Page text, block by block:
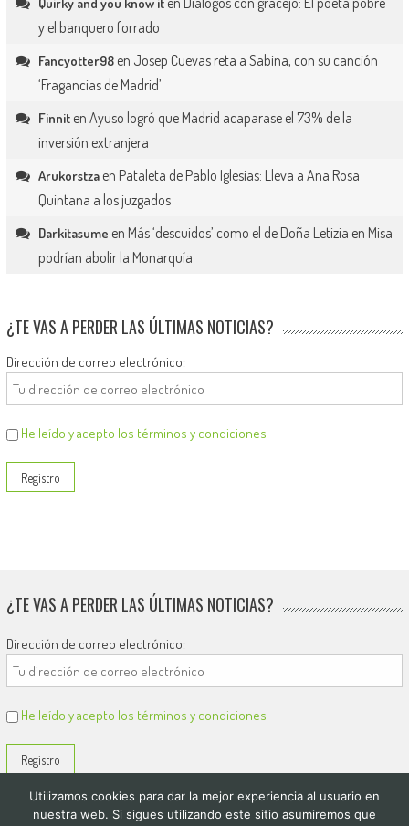
Quirky and you know it
y el banquero forrado
Fancyotter98en Josep Cuevas reta a Sabina, con su canción
‘Fragancias de Madrid’
Finniten Ayuso logró que Madrid acaparase el 73% de la
inversión extranjera
Arukorstzaen Pataleta de Pablo Iglesias: Lleva a Ana Rosa
Quintana a los juzgados
Darkitasume en Más ‘descuidos’ como el de Doña Letizia en Misa
podrían abolir la Monarquía
¿TE VAS A PERDER LAS ÚLTIMAS NOTICIAS?
Dirección de correo electrónico:
He leído y acepto los términos y condiciones
¿TE VAS A PERDER LAS ÚLTIMAS NOTICIAS?
Dirección de correo electrónico:
He leído y acepto los términos y condiciones
Utilizamos cookies para dar la mejor experiencia al usuario en
nuestra web. Si sigues utilizando este sitio asumiremos que